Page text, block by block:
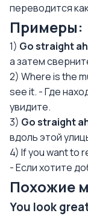
переводится
Примеры:
1) Go straight
а затем
2) Where is the
see it. - Где
увидите.
3) Go straight
вдоль этой
4) If you want to
- Если хотите
Похожие
You look